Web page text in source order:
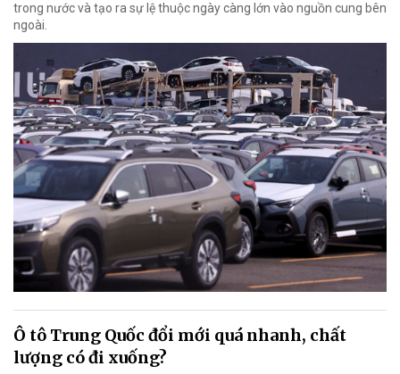
trong nước và tạo ra sự lệ thuộc ngày càng lớn vào nguồn cung bên
ngoài.
Ô tô Trung Quốc đổi mới quá nhanh, chất
lượng có đi xuống?